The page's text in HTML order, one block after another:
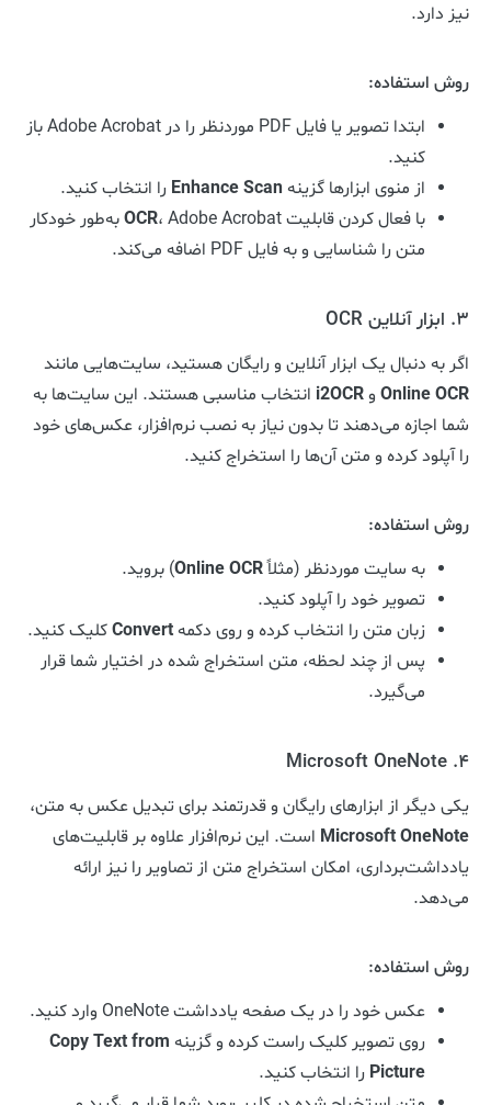
نیز دارد.
روش استفاده:
ابتدا تصویر یا فایل PDF موردنظر را در Adobe Acrobat باز
کنید.
از منوی ابزارها گزینهEnhance Scanرا انتخاب کنید.
با فعال کردن قابلیت
OCR، Adobe Acrobat به‌طور خودکار
متن را شناسایی و به فایل PDF اضافه می‌کند.
اگر به دنبال یک ابزار آنلاین و رایگان هستید، سایت‌هایی مانند
Online OCRوi2OCRانتخاب مناسبی هستند. این سایت‌ها به
شما اجازه می‌دهند تا بدون نیاز به نصب نرم‌افزار، عکس‌های خود
را آپلود کرده و متن آن‌ها را استخراج کنید.
روش استفاده:
به سایت موردنظر (مثلاًOnline OCR) بروید.
تصویر خود را آپلود کنید.
زبان متن را انتخاب کرده و روی دکمهConvertکلیک کنید.
پس از چند لحظه، متن استخراج شده در اختیار شما قرار
می‌گیرد.
یکی دیگر از ابزارهای رایگان و قدرتمند برای تبدیل عکس به متن،
Microsoft OneNoteاست. این نرم‌افزار علاوه بر قابلیت‌های
یادداشت‌برداری، امکان استخراج متن از تصاویر را نیز ارائه
می‌دهد.
روش استفاده:
عکس خود را در یک صفحه یادداشت OneNote وارد کنید.
روی تصویر کلیک راست کرده و گزینهCopy Text from
Pictureرا انتخاب کنید.